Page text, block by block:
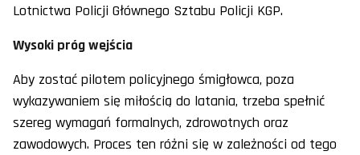
Lotnictwa Policji Głównego Sztabu Policji KGP.
Wysoki próg wejścia
Aby zostać pilotem policyjnego śmigłowca, poza
wykazywaniem się miłością do latania, trzeba spełnić
szereg wymagań formalnych, zdrowotnych oraz
zawodowych. Proces ten różni się w zależności od tego